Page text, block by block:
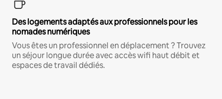
Des logements adaptés aux professionnels pour les
nomades numériques
Vous êtes un professionnel en déplacement ? Trouvez
un séjour longue durée avec accès wifi haut débit et
espaces de travail dédiés.